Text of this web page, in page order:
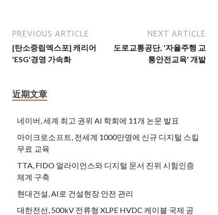
PREVIOUS ARTICLE
[탄소중립엑스포] 캐리어
'ESG'경영 가속화
NEXT ARTICLE
도로교통공단, '자율주행 교
통안전교육' 개발
近期文章
네이버, 세계 최고 권위 AI 학회에 11개 논문 발표
마이크로소프트, 전세계 1000만명에 신규 디지털 스킬
무료 교육
TTA, FIDO 얼라이언스와 디지털 문서 진위 시험인증
체계 구축
현대건설, AI로 건설현장 안전 관리
대한전선, 500kV 전류형 XLPE HVDC 케이블 국제 공